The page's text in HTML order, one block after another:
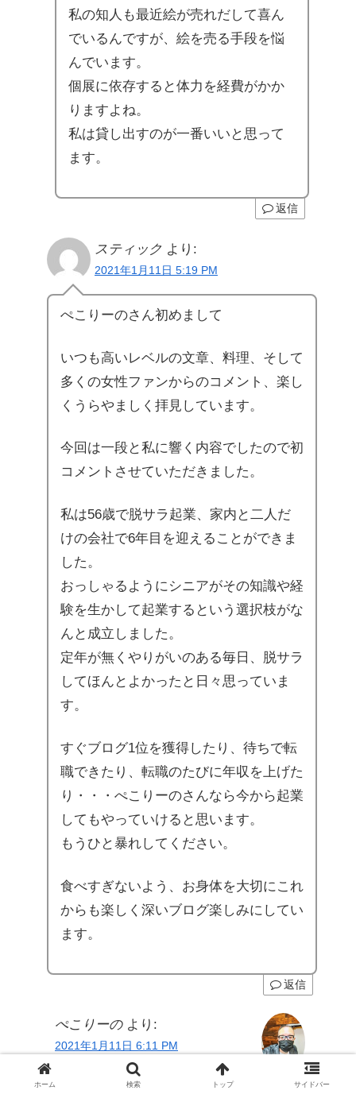
私の知人も最近絵が売れだして喜ん
でいるんですが、絵を売る手段を悩
んでいます。
個展に依存すると体力を経費がかか
りますよね。
私は貸し出すのが一番いいと思って
ます。
返信
スティック より:
2021年1月11日 5:19 PM
ぺこりーのさん初めまして
いつも高いレベルの文章、料理、そして
多くの女性ファンからのコメント、楽し
くうらやましく拝見しています。
今回は一段と私に響く内容でしたので初
コメントさせていただきました。
私は56歳で脱サラ起業、家内と二人だ
けの会社で6年目を迎えることができま
した。
おっしゃるようにシニアがその知識や経
験を生かして起業するという選択枝がな
んと成立しました。
定年が無くやりがいのある毎日、脱サラ
してほんとよかったと日々思っていま
す。
すぐブログ1位を獲得したり、待ちで転
職できたり、転職のたびに年収を上げた
り・・・ぺこりーのさんなら今から起業
してもやっていけると思います。
もうひと暴れしてください。
食べすぎないよう、お身体を大切にこれ
からも楽しく深いブログ楽しみにしてい
ます。
返信
ぺこりーの より:
2021年1月11日 6:11 PM
スティックさん
ホーム 検索 トップ サイドバー